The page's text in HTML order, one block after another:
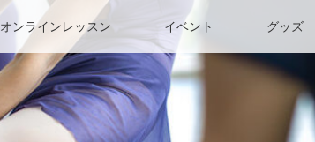
オンラインレッスン イベント グッズ